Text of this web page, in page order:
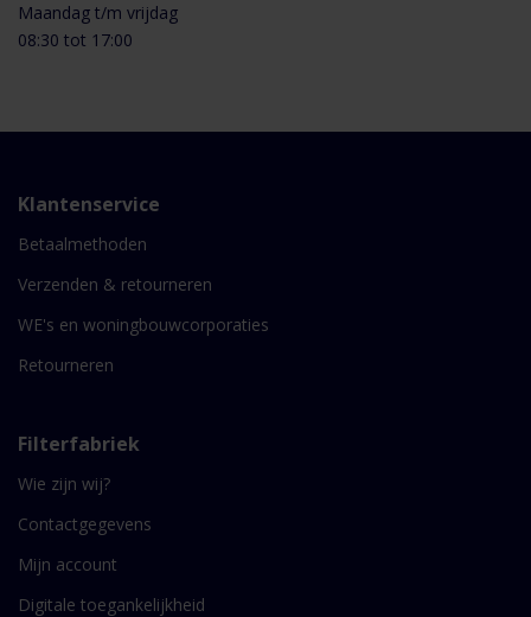
Maandag t/m vrijdag
08:30 tot 17:00
Klantenservice
Betaalmethoden
Verzenden & retourneren
WE's en woningbouwcorporaties
Retourneren
Filterfabriek
Wie zijn wij?
Contactgegevens
Mijn account
Digitale toegankelijkheid